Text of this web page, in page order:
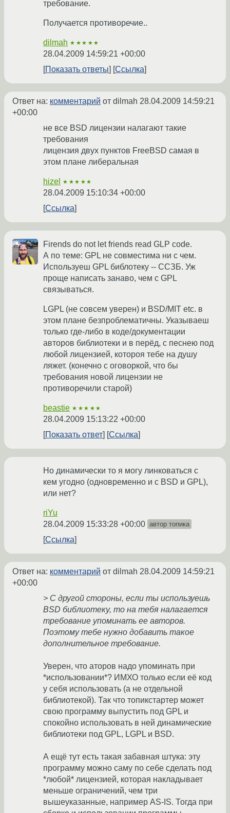
требование.
Получается противоречие..
dilmah ★★★★★
28.04.2009 14:59:21 +00:00
Показать ответы
Ссылка
Ответ на: комментарий от dilmah 28.04.2009 14:59:21
+00:00
не все BSD лицензии налагают такие
требования
лицензия двух пунктов FreeBSD самая в
этом плане либеральная
hizel ★★★★★
28.04.2009 15:10:34 +00:00
Ссылка
Firends do not let friends read GLP code.
А по теме: GPL не совместима ни с чем.
Используеш GPL библотеку -- ССЗБ. Уж
проще написать занаво, чем с GPL
связываться.
LGPL (не совсем уверен) и BSD/MIT etc. в
этом плане безпроблематичны. Указываеш
только где-либо в коде/документации
авторов библиотеки и в перёд, с песнею под
любой лицензией, котороя тебе на душу
ляжет. (конечно с оговоркой, что бы
требования новой лицензии не
противоречили старой)
beastie ★★★★★
28.04.2009 15:13:22 +00:00
Показать ответ
Ссылка
Но динамически то я могу линковаться с
кем угодно (одновременно и с BSD и GPL),
или нет?
riYu
28.04.2009 15:33:28 +00:00 автор топика
Ссылка
Ответ на: комментарий от dilmah 28.04.2009 14:59:21
+00:00
> С другой стороны, если ты используешь
BSD библиотеку, то на тебя налагается
требование упоминать ее авторов.
Поэтому тебе нужно добавить такое
дополнительное требование.
Уверен, что аторов надо упоминать при
*использовании*? ИМХО только если её код
у себя использовать (а не отдельной
библиотекой). Так что топикстартер может
свою программу выпустить под GPL и
спокойно использовать в ней динамические
библиотеки под GPL, LGPL и BSD.
А ещё тут есть такая забавная штука: эту
программу можно саму по себе сделать под
*любой* лицензией, которая накладывает
меньше ограничений, чем три
вышеуказанные, например AS-IS. Тогда при